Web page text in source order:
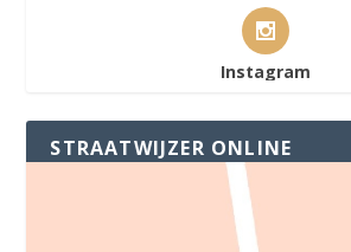
Instagram
STRAATWIJZER ONLINE